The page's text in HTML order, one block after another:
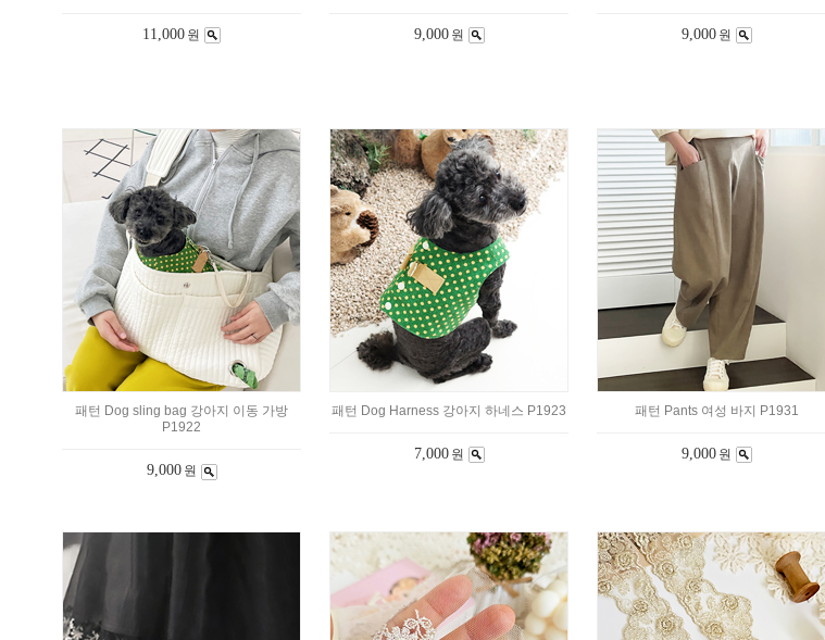
11,000 원 9,000 원 9,000 원
패턴 Dog sling bag 강아지 이동 가방
P1922
9,000 원
패턴 Dog Harness 강아지 하네스 P1923
7,000 원
패턴 Pants 여성 바지 P1931
9,000 원